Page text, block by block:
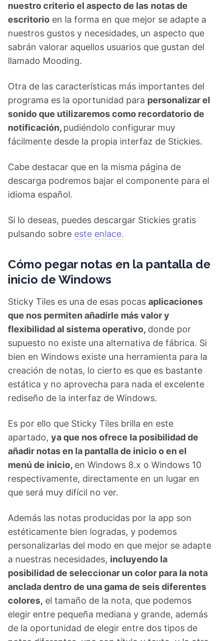
nuestro criterio el aspecto de las notas de
escritorio en la forma en que mejor se adapte a
nuestros gustos y necesidades, un aspecto que
sabrán valorar aquellos usuarios que gustan del
llamado Mooding.
Otra de las características más importantes del
programa es la oportunidad para personalizar el
sonidoque utilizaremos como recordatorio de
notificación, pudiéndolo configurar muy
fácilmente desde la propia interfaz de Stickies.
Cabe destacar que en la misma página de
descarga podremos bajar el componente para el
idioma español.
Si lo deseas, puedes descargar Stickies gratis
pulsando sobre este enlace.
Cómo pegar notas en la pantalla de
inicio de Windows
Sticky Tiles es una de esas pocas aplicaciones
que nos permiten añadirle más valor y
flexibilidad al sistema operativo, donde por
supuesto no existe una alternativa de fábrica. Si
bien en Windows existe una herramienta para la
creación de notas, lo cierto es que es bastante
estática y no aprovecha para nada el excelente
rediseño de la interfaz de Windows.
Es por ello que Sticky Tiles brilla en este
apartado, ya que nos ofrece la posibilidad de
añadir notas en la pantalla de inicio o en el
menú de inicio, en Windows 8.x o Windows 10
respectivamente, directamente en un lugar en
que será muy difícil no ver.
Además las notas producidas por la app son
estéticamente bien logradas, y podemos
personalizarlas del modo en que mejor se adapte
a nuestras necesidades, incluyendo la
posibilidad de seleccionar un color para la nota
anclada dentro de una gama de seis diferentes
colores, el tamaño de la nota, que podemos
elegir entre pequeña mediana y grande, además
de la oportunidad de elegir entre dos tipos de